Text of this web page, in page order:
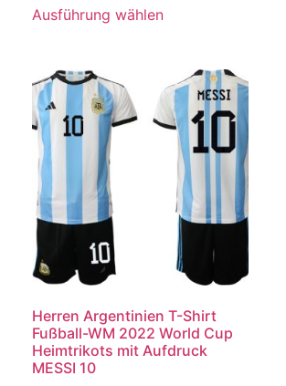
von 5
Ausführung wählen
Herren Argentinien T-Shirt
Fußball-WM 2022 World Cup
Heimtrikots mit Aufdruck
MESSI 10